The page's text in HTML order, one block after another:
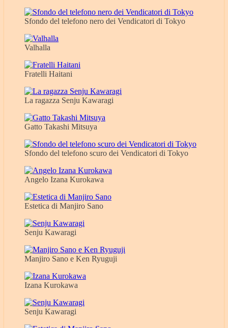
Sfondo del telefono nero dei Vendicatori di Tokyo
Valhalla
Fratelli Haitani
La ragazza Senju Kawaragi
Gatto Takashi Mitsuya
Sfondo del telefono scuro dei Vendicatori di Tokyo
Angelo Izana Kurokawa
Estetica di Manjiro Sano
Senju Kawaragi
Manjiro Sano e Ken Ryuguji
Izana Kurokawa
Senju Kawaragi